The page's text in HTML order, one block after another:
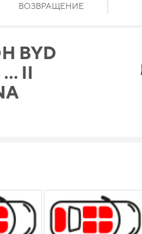
ВОЗВРАЩЕНИЕ
BYD
… II